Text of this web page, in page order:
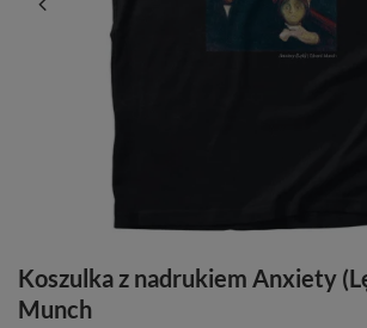
Koszulka z nadrukiem Anxiety
Munch